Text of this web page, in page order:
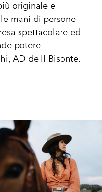
originale e
mani di persone
spettacolare ed
potere
AD de Il Bisonte.